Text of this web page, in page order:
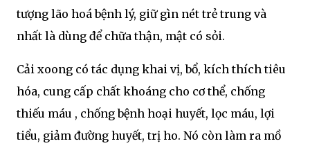
tượng lão hoá bệnh lý, giữ gìn nét trẻ trung và
nhất là dùng để chữa thận, mật có sỏi.
Cải xoong có tác dụng khai vị, bổ, kích thích tiêu
hóa, cung cấp chất khoáng cho cơ thể, chống
thiếu máu , chống bệnh hoại huyết, lọc máu, lợi
tiểu, giảm đường huyết, trị ho. Nó còn làm ra mồ